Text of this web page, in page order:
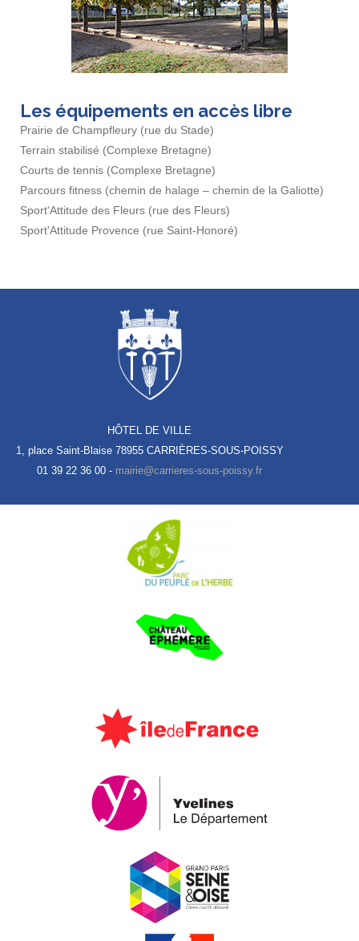
Les équipements en accès libre
Prairie de Champfleury (rue du Stade)
Terrain stabilisé (Complexe Bretagne)
Courts de tennis (Complexe Bretagne)
Parcours fitness (chemin de halage – chemin de la Galiotte)
Sport'Attitude des Fleurs (rue des Fleurs)
Sport'Attitude Provence (rue Saint-Honoré)
HÔTEL DE VILLE
1, place Saint-Blaise 78955 CARRIÈRES-SOUS-POISSY
01 39 22 36 00 -